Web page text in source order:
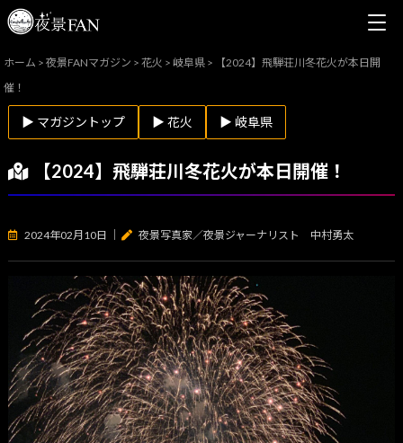
ホーム >夜景FANマガジン >花火 >岐阜県 >
【2024】飛騨荘川冬花火が本日開
催！
▶ マガジントップ ▶ 花火 ▶ 岐阜県
【2024】飛騨荘川冬花火が本日開催！
2024年02月10日 夜景写真家／夜景ジャーナリスト 中村勇太